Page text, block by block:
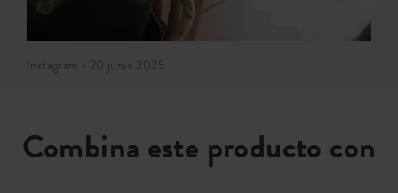
Instagram • 20 junio 2025
Combina este producto con